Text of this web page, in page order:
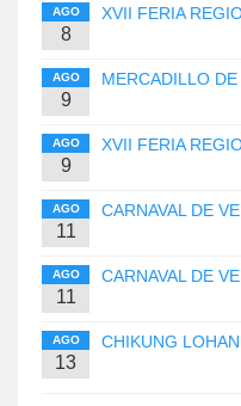
AGO
8
XVII FERIA
AGO
9
MERCADILLO
AGO
9
XVII FERIA
AGO
11
CARNAVAL DE
AGO
11
CARNAVAL DE
AGO
13
CHIKUNG LOHAN